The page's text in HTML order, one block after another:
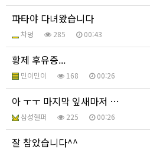
파타야 다녀왔습니다
차덩 285 00:43
황제 후유증...
민이민이 168 00:26
아 ㅜㅜ 마지막 잎새마저 …
삼성헬퍼 225 00:26
잘 참았습니다^^